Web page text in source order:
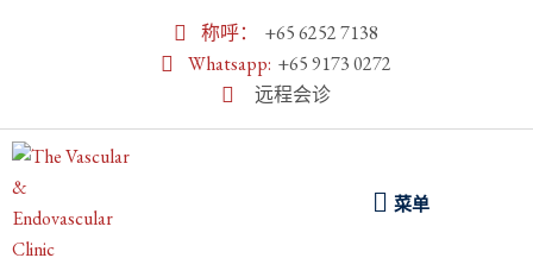
称呼：
+65 6252 7138
Whatsapp: +65 9173 0272
远程会诊
菜单